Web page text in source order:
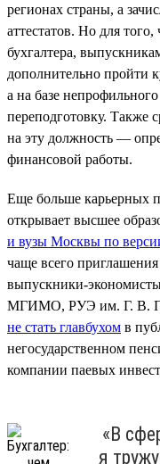
регионах страны, а
аттестатов. Но для
бухгалтера,
дополнительно пройти
а на базе
переподготовку. Также
на эту должность —
финансовой работы.
Еще больше карьерных
открывает высшее
и вузы Москвы по
чаще всего
выпускники-
МГИМО, РУЭ им. Г. В.
не стать главбухом в
негосударственном
компании паевых
«В
я